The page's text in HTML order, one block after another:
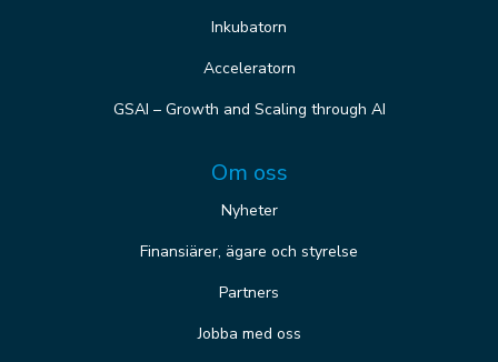
Inkubatorn
Acceleratorn
GSAI – Growth and Scaling through AI
Om oss
Nyheter
Finansiärer, ägare och styrelse
Partners
Jobba med oss